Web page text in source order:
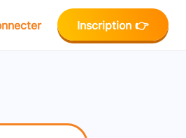
Inscription 👉